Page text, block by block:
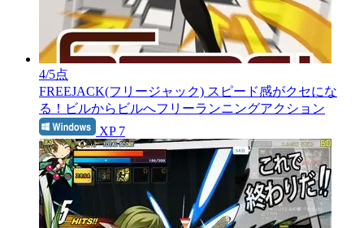
4/5点
FREEJACK(フリージャック) スピード感がクセにな
る！ビルからビルへフリーランニングアクション
XP 7